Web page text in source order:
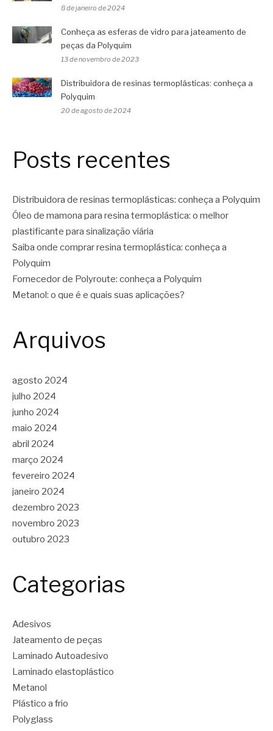
8 de janeiro de 2024
Conheça as esferas de vidro para jateamento de
peças da Polyquim
13 de novembro de 2023
Distribuidora de resinas termoplásticas: conheça a
Polyquim
20 de agosto de 2024
Posts recentes
Distribuidora de resinas termoplásticas: conheça a Polyquim
Óleo de mamona para resina termoplástica: o melhor
plastificante para sinalização viária
Saiba onde comprar resina termoplástica: conheça a
Polyquim
Fornecedor de Polyroute: conheça a Polyquim
Metanol: o que é e quais suas aplicações?
Arquivos
agosto 2024
julho 2024
junho 2024
maio 2024
abril 2024
março 2024
fevereiro 2024
janeiro 2024
dezembro 2023
novembro 2023
outubro 2023
Categorias
Adesivos
Jateamento de peças
Laminado Autoadesivo
Laminado elastoplástico
Metanol
Plástico a frio
Polyglass